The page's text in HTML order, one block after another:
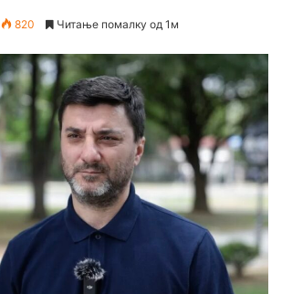
820 Читање помалку од 1м